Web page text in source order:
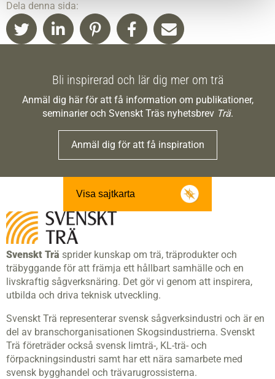
Dela denna sida:
Bli inspirerad och lär dig mer om trä
Anmäl dig här för att få information om publikationer,
seminarier och Svenskt Träs nyhetsbrev Trä.
Anmäl dig för att få inspiration
Visa sajtkarta
Svenskt Trä sprider kunskap om trä, träprodukter och
träbyggande för att främja ett hållbart samhälle och en
livskraftig sågverksnäring. Det gör vi genom att inspirera,
utbilda och driva teknisk utveckling.
Svenskt Trä representerar svensk sågverksindustri och är en
del av branschorganisationen Skogsindustrierna. Svenskt
Trä företräder också svensk limträ-, KL-trä- och
förpackningsindustri samt har ett nära samarbete med
svensk bygghandel och trävarugrossisterna.